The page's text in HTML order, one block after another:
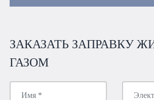
ЗАКАЗАТЬ ЗАПРАВКУ
ГАЗОМ